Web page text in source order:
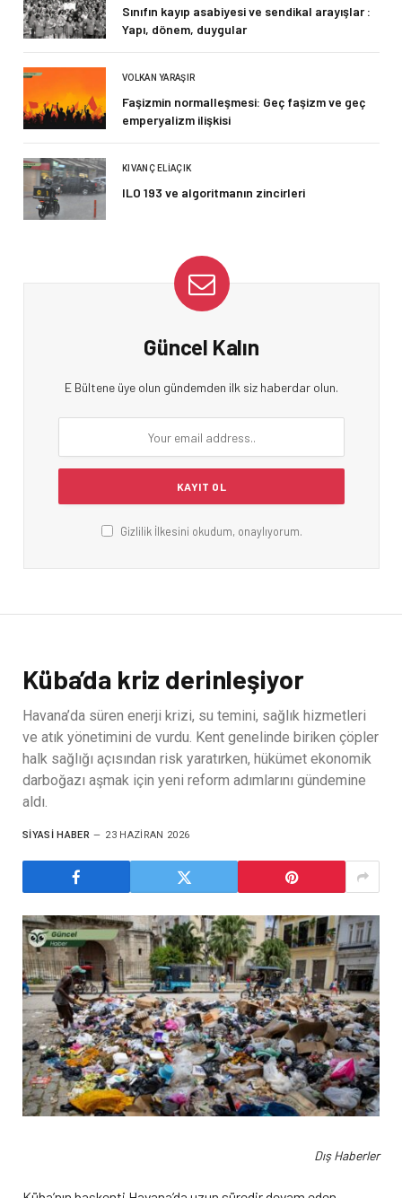
Sınıfın kayıp asabiyesi ve sendikal arayışlar :
Yapı, dönem, duygular
VOLKAN YARAŞIR
Faşizmin normalleşmesi: Geç faşizm ve geç
emperyalizm ilişkisi
KIVANÇ ELIAÇIK
ILO 193 ve algoritmanın zincirleri
Güncel Kalın
E Bültene üye olun gündemden ilk siz haberdar olun.
Gizlilik İlkesini okudum, onaylıyorum.
Küba’da kriz derinleşiyor
Havana’da süren enerji krizi, su temini, sağlık hizmetleri
ve atık yönetimini de vurdu. Kent genelinde biriken çöpler
halk sağlığı açısından risk yaratırken, hükümet ekonomik
darboğazı aşmak için yeni reform adımlarını gündemine
aldı.
SIYASI HABER 23 HAZIRAN 2026
Dış Haberler